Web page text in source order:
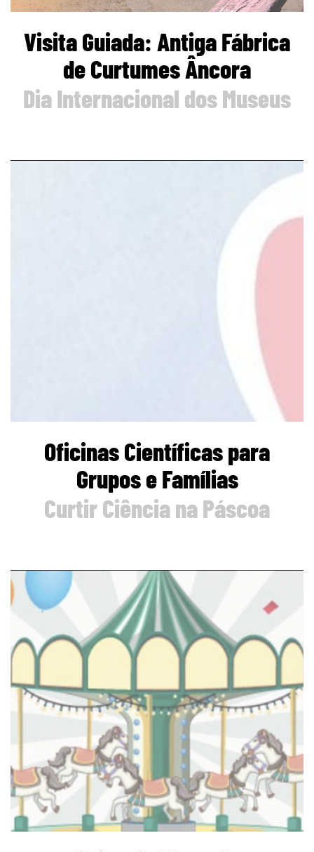
Visita Guiada: Antiga Fábrica
de Curtumes Âncora
Dia Internacional dos Museus
Oficinas Científicas para
Grupos e Famílias
Curtir Ciência na Páscoa
page